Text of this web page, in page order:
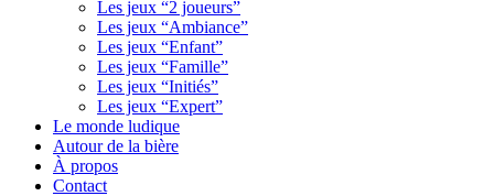
Les jeux “2 joueurs”
Les jeux “Ambiance”
Les jeux “Enfant”
Les jeux “Famille”
Les jeux “Initiés”
Les jeux “Expert”
Le monde ludique
Autour de la bière
À propos
Contact